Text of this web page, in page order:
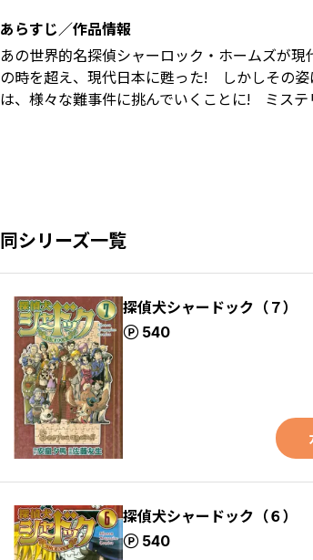
あらすじ／作品情報
あの世界的名探偵シャーロック・ホームズが
の時を超え、現代日本に甦った! しかしその
は、様々な難事件に挑んでいくことに! ミス
同シリーズ一覧
探偵犬シャードック（７）
540
ポイント
探偵犬シャードック（６）
540
ポイント